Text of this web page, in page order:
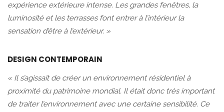
expérience extérieure intense. Les grandes fenêtres, la
luminosité et les terrasses font entrer à l’intérieur la
sensation d’être à l’extérieur. »
DESIGN CONTEMPORAIN
« Il s’agissait de créer un environnement résidentiel à
proximité du patrimoine mondial. Il était donc très important
de traiter l’environnement avec une certaine sensibilité. Ce